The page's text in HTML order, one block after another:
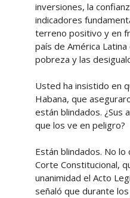
inversiones, la
indicadores
terreno positivo y en
país de América
pobreza y las
Usted ha insistido en
Habana, que
están blindados. ¿Sus
que los ve en peligro?
Están blindados. No
Corte Constitucional,
unanimidad el Acto
señaló que durante